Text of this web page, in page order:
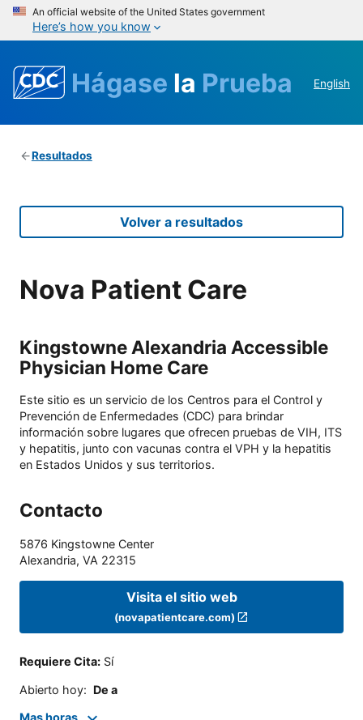
An official website of the United States government
Here’s how you know
Hágase la Prueba English
Resultados
Volver a resultados
Nova Patient Care
Kingstowne Alexandria Accessible
Physician Home Care
Este sitio es un servicio de los Centros para el Control y
Prevención de Enfermedades (CDC) para brindar
información sobre lugares que ofrecen pruebas de VIH, ITS
y hepatitis, junto con vacunas contra el VPH y la hepatitis
en Estados Unidos y sus territorios.
Contacto
5876 Kingstowne Center
Alexandria, VA 22315
Visita el sitio web
(novapatientcare.com)
Requiere Cita: Sí
Abierto hoy: De a